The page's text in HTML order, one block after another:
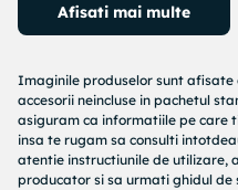
In varf are mufa rapida ce
Poti indeparta cu usurinta
lemn, beton, aluminiu, etc.
usor cararile din curtea ta,
impuritati nedorite.
Afisati mai multe
Imaginile produselor sunt
accesorii neincluse in pachetul
asiguram ca informatiile pe care
insa te rugam sa consulti
atentie instructiunile de utilizare,
producator si sa urmati ghidul